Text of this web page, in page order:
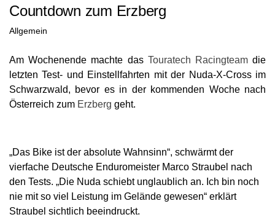
y
n
a
e
x
Countdown zum Erzberg
Allgemein
Am Wochenende machte das Touratech Racingteamdie
letzten Test- und Einstellfahrten mit der Nuda-X-Cross im
Schwarzwald, bevor es in der kommenden Woche nach
Österreich zum Erzberg geht.
„Das Bike ist der absolute Wahnsinn“, schwärmt der
vierfache Deutsche Enduromeister Marco Straubel nach
den Tests. „Die Nuda schiebt unglaublich an. Ich bin noch
nie mit so viel Leistung im Gelände gewesen“ erklärt
Straubel sichtlich beeindruckt.